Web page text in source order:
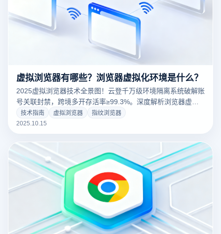
虚拟浏览器有哪些？浏览器虚拟化环境是什么？
2025虚拟浏览器技术全景图！云登千万级环境隔离系统破解账
号关联封禁，跨境多开存活率≥99.3%。深度解析浏览器虚拟
化架构与AI指纹演化技术。
技术指南 虚拟浏览器
指纹浏览器
2025.10.15